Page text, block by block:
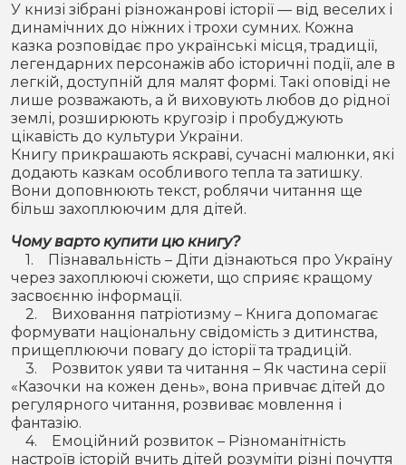
Спорт
Підписатись на нас у Telegram
У книзі зібрані різножанрові історії — від веселих і
динамічних до ніжних і трохи сумних. Кожна
казка розповідає про українські місця, традиції,
легендарних персонажів або історичні події, але в
легкій, доступній для малят формі. Такі оповіді не
лише розважають, а й виховують любов до рідної
землі, розширюють кругозір і пробуджують
цікавість до культури України.
Книгу прикрашають яскраві, сучасні малюнки, які
додають казкам особливого тепла та затишку.
Вони доповнюють текст, роблячи читання ще
більш захоплюючим для дітей.
Чому варто купити цю книгу?
1. Пізнавальність – Діти дізнаються про Україну
через захоплюючі сюжети, що сприяє кращому
засвоєнню інформації.
2. Виховання патріотизму – Книга допомагає
формувати національну свідомість з дитинства,
прищеплюючи повагу до історії та традицій.
3. Розвиток уяви та читання – Як частина серії
«Казочки на кожен день», вона привчає дітей до
регулярного читання, розвиває мовлення і
фантазію.
4. Емоційний розвиток – Різноманітність
настроїв історій вчить дітей розуміти різні почуття